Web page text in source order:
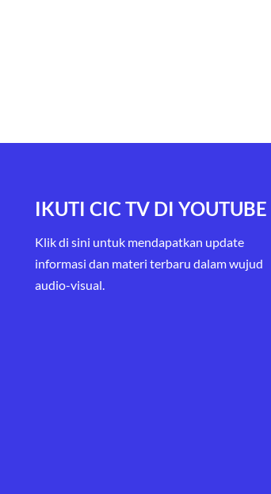
IKUTI CIC TV DI YOUTUBE
Klik di sini untuk mendapatkan update
informasi dan materi terbaru dalam wujud
audio-visual.